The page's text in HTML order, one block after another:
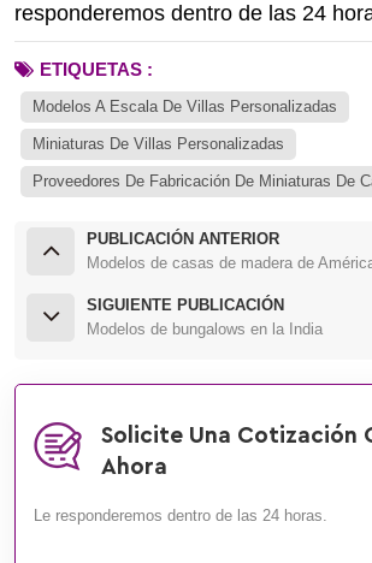
responderemos dentro de las 24
ETIQUETAS :
Modelos A Escala De Villas Personalizadas
Miniaturas De Villas Personalizadas
Proveedores De Fabricación De Miniaturas De
PUBLICACIÓN ANTERIOR
Modelos de casas de madera de
SIGUIENTE PUBLICACIÓN
Modelos de bungalows en la India
Solicite Una Cotización
Ahora
Le responderemos dentro de las 24 horas.